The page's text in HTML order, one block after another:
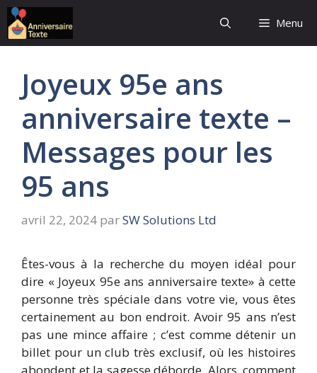
Aller
au
contenu
Menu
Joyeux 95e ans
anniversaire texte –
Messages pour les
95 ans
avril 22, 2024 parSW Solutions Ltd
Êtes-vous à la recherche du moyen idéal pour
dire « Joyeux 95e ans anniversaire texte» à cette
personne très spéciale dans votre vie, vous êtes
certainement au bon endroit. Avoir 95 ans n’est
pas une mince affaire ; c’est comme détenir un
billet pour un club très exclusif, où les histoires
abondent et la sagesse déborde. Alors, comment